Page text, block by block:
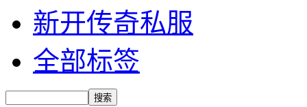
新开传奇私服
全部标签